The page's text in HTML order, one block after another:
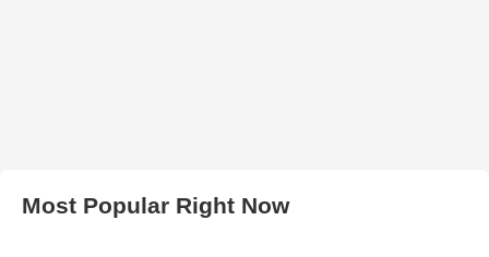
Most Popular Right Now